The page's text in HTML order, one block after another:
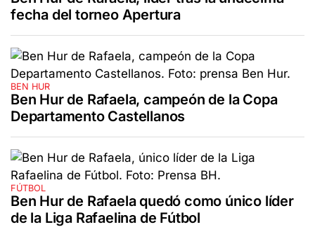
fecha del torneo Apertura
BEN HUR
Ben Hur de Rafaela, campeón de la Copa
Departamento Castellanos
FÚTBOL
Ben Hur de Rafaela quedó como único líder
de la Liga Rafaelina de Fútbol